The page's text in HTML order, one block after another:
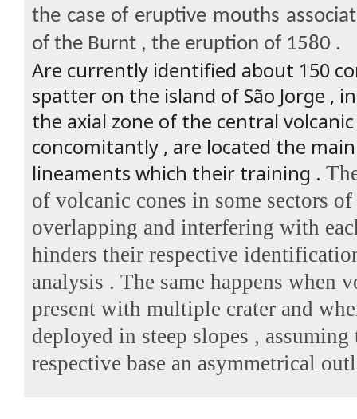
the case of eruptive mouths
of the Burnt , the eruption of 1580 .
Are currently identified about 150
spatter on the island of São Jorge ,
the axial zone of the central
concomitantly , are located the
lineaments which their training .
of volcanic cones in some sectors
overlapping and interfering with
hinders their respective
analysis . The same happens when
present with multiple crater and
deployed in steep slopes , assuming
respective base an asymmetrical